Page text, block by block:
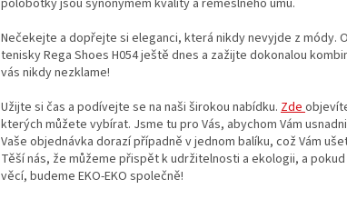
Nečekejte a dopřejte si eleganci, která nikdy nevyjde z módy.
tenisky Rega Shoes H054 ještě dnes a zažijte dokonalou
vás nikdy nezklame!
Užijte si čas a podívejte se na naši širokou nabídku. Zde
kterých můžete vybírat. Jsme tu pro Vás, abychom Vám
Vaše objednávka dorazí případně v jednom balíku, což Vám
Těší nás, že můžeme přispět k udržitelnosti a ekologii, a
věcí, budeme EKO-EKO společně!